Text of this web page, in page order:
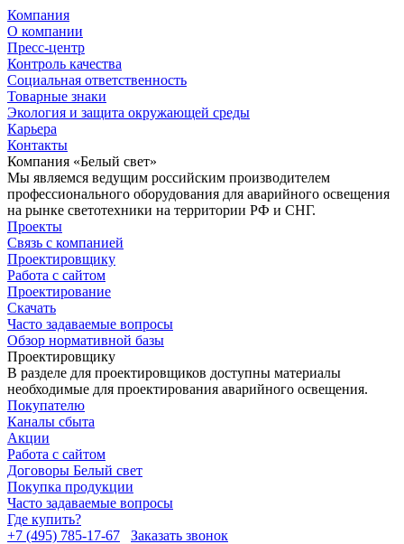
Компания
О компании
Пресс-центр
Контроль качества
Социальная ответственность
Товарные знаки
Экология и защита окружающей среды
Карьера
Контакты
Компания «Белый свет»
Мы являемся ведущим российским производителем
профессионального оборудования для аварийного освещения
на рынке светотехники на территории РФ и СНГ.
Проекты
Связь с компанией
Проектировщику
Работа с сайтом
Проектирование
Скачать
Часто задаваемые вопросы
Обзор нормативной базы
Проектировщику
В разделе для проектировщиков доступны материалы
необходимые для проектирования аварийного освещения.
Покупателю
Каналы сбыта
Акции
Работа с сайтом
Договоры Белый свет
Покупка продукции
Часто задаваемые вопросы
Где купить?
+7 (495) 785-17-67
Заказать звонок